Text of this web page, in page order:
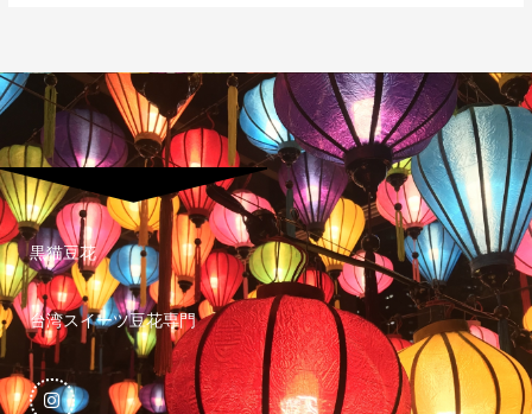
黒猫豆花
台湾スイーツ豆花専門
n
s